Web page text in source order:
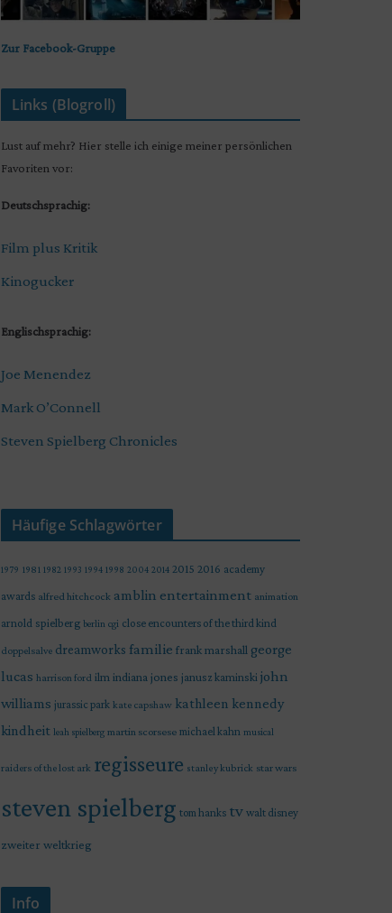
Zur Facebook-Gruppe
Links (Blogroll)
Lust auf mehr? Hier stelle ich einige meiner persönlichen
Favoriten vor:
Deutschsprachig:
Film plus Kritik
Kinogucker
Englischsprachig:
Joe Menendez
Mark O’Connell
Steven Spielberg Chronicles
Häufige Schlagwörter
1979 1981 1982 1993 1994 1998 2004 2014 2015 2016 academy
awards alfred hitchcock amblin entertainment animation
arnold spielberg berlin cgi close encounters of the third kind
doppelsalve dreamworks familie frank marshall george
lucas harrison ford ilm indiana jones janusz kaminski john
williams jurassic park kate capshaw kathleen kennedy
kindheit leah spielberg martin scorsese michael kahn musical
raiders of the lost ark regisseure stanley kubrick star wars
steven spielberg tom hanks tv walt disney
zweiter weltkrieg
Info